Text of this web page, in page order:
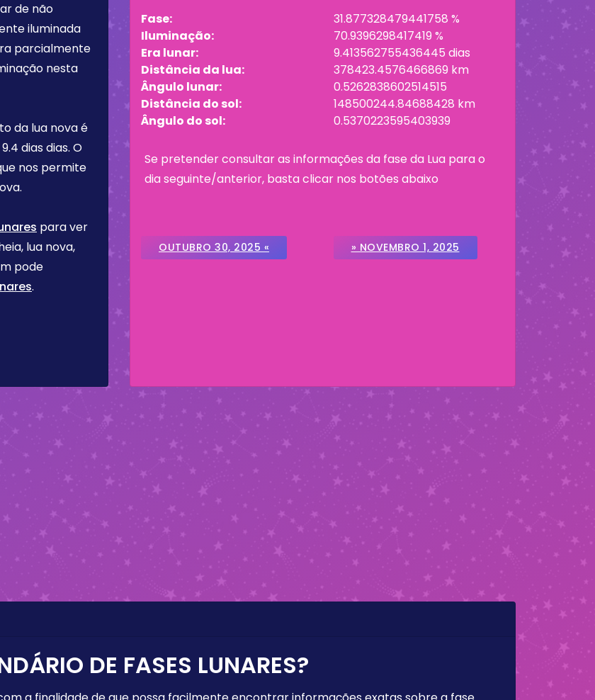
de não
iluminada
parcialmente
nesta
da lua nova é
9.4 dias dias. O
nos permite
para ver
lua nova,
pode
.
Fase:
31.877328479441758 %
Iluminação:
70.9396298417419 %
Era lunar:
9.413562755436445 dias
Distância da lua:
378423.4576466869 km
Ângulo lunar:
0.5262838602514515
Distância do sol:
148500244.84688428 km
Ângulo do sol:
0.5370223595403939
Se pretender consultar as informações da fase da Lua para o
dia seguinte/anterior, basta clicar nos botões abaixo
OUTUBRO 30, 2025 « » NOVEMBRO 1, 2025
DE FASES LUNARES?